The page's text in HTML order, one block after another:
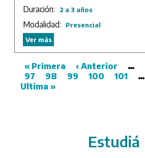
Duración: 2 a 3 años
Modalidad:
Presencial
Ver más
Pagination
First
page
« Primera
Previous
page
‹ Anterior …
Page
97 Page
98 Page
99 Page
100 Page
101 …
Ultima »
Estudiá
/universidades